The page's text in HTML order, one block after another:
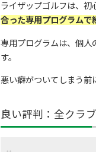
ライザップゴルフは、初
合った専用プログラムで
専用プログラムは、個人
す。
悪い癖がついてしまう前
良い評判：全クラ